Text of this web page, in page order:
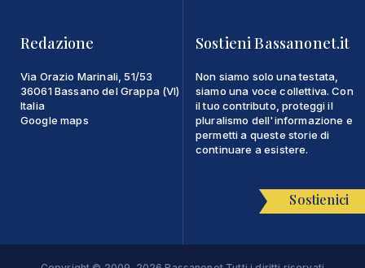
Redazione
Via Orazio Marinali, 51/53
36061 Bassano del Grappa (VI)
Italia
Google maps
Sostieni Bassanonet.it
Non siamo solo una testata,
siamo una voce collettiva. Con
il tuo contributo, proteggi il
pluralismo dell'informazione e
permetti a queste storie di
continuare a esistere.
Sostienici